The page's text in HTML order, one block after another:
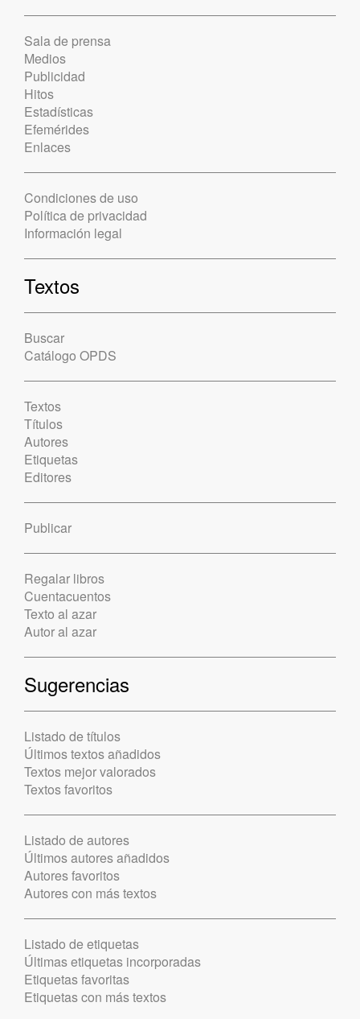
Sala de prensa
Medios
Publicidad
Hitos
Estadísticas
Efemérides
Enlaces
Condiciones de uso
Política de privacidad
Información legal
Textos
Buscar
Catálogo OPDS
Textos
Títulos
Autores
Etiquetas
Editores
Publicar
Regalar libros
Cuentacuentos
Texto al azar
Autor al azar
Sugerencias
Listado de títulos
Últimos textos añadidos
Textos mejor valorados
Textos favoritos
Listado de autores
Últimos autores añadidos
Autores favoritos
Autores con más textos
Listado de etiquetas
Últimas etiquetas incorporadas
Etiquetas favoritas
Etiquetas con más textos